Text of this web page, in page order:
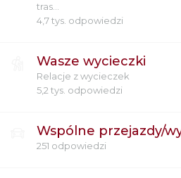
tras...
4,7 tys. odpowiedzi
Wasze wycieczki
Relacje z wycieczek
5,2 tys. odpowiedzi
Wspólne przejazdy/
251 odpowiedzi